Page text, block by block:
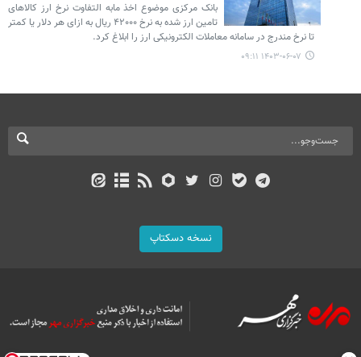
بانک مرکزی موضوع اخذ مابه التفاوت نرخ ارز کالاهای
تامین ارز شده به نرخ ۴۲۰۰۰ ریال به ازای هر دلار یا کمتر
تا نرخ مندرج در سامانه معاملات الکترونیکی ارز را ابلاغ کرد.
۱۴۰۳-۰۶-۰۷ ۰۹:۱۱
نسخه دسکتاپ